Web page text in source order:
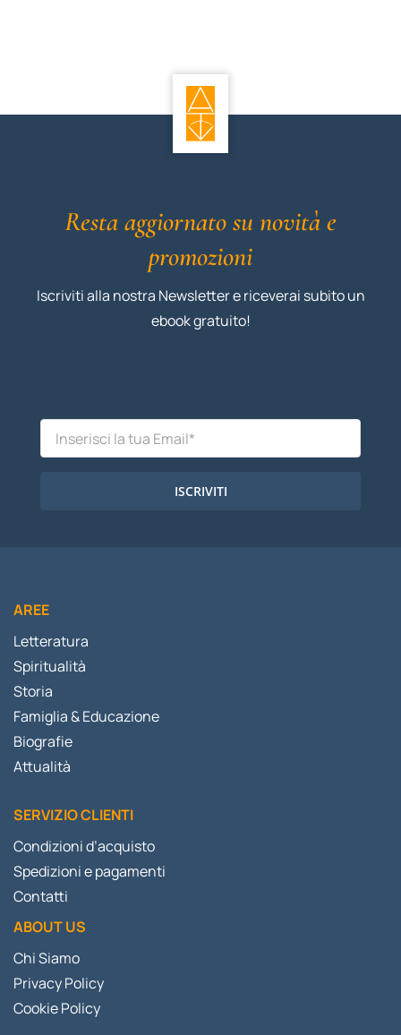
Resta aggiornato su novità e
promozioni
Iscriviti alla nostra Newsletter e riceverai subito un
ebook gratuito!
ISCRIVITI
AREE
Letteratura
Spiritualità
Storia
Famiglia & Educazione
Biografie
Attualità
SERVIZIO CLIENTI
Condizioni d’acquisto
Spedizioni e pagamenti
Contatti
ABOUT US
Chi Siamo
Privacy Policy
Cookie Policy